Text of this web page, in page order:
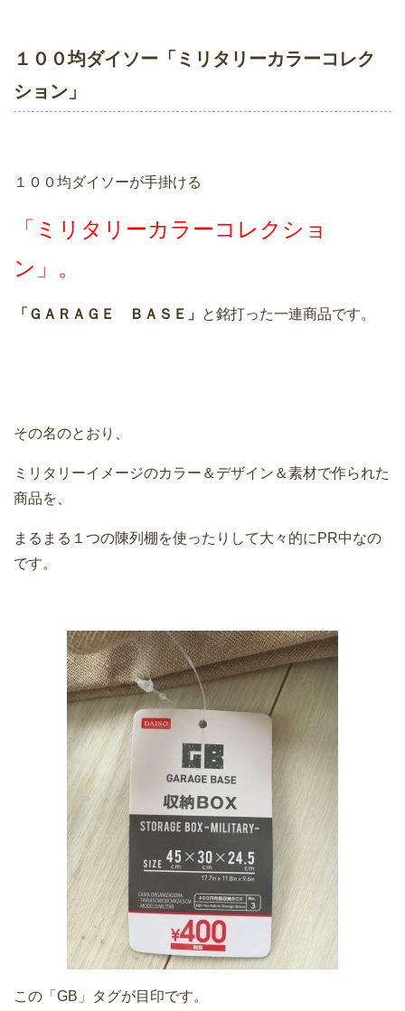
１００均ダイソー「ミリタリーカラーコレク
ション」
１００均ダイソーが手掛ける
「ミリタリーカラーコレクショ
ン」。
「ＧＡＲＡＧＥ ＢＡＳＥ」 と銘打った一連商品です。
その名のとおり、
ミリタリーイメージのカラー＆デザイン＆素材で作られた
商品を、
まるまる１つの陳列棚を使ったりして大々的にPR中なの
です。
この「GB」タグが目印です。